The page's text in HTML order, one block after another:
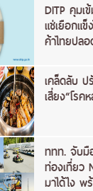
DITP คุมเ
แช่เยือกแ
ค้าไทยปลอ
เคล็ดลับ ป
เสี่ยง“โรค
ททท. จับมื
ท่องเที่ยว
มาได้ไง